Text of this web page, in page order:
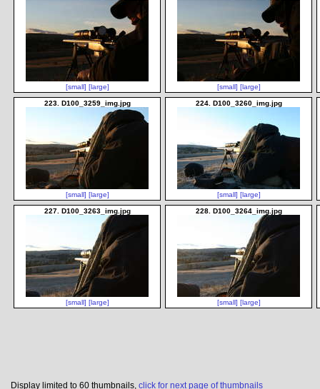
[small] [large] [small] [large]
223. D100_3259_img.jpg
[small] [large]
224. D100_3260_img.jpg
[small] [large]
227. D100_3263_img.jpg
[small] [large]
228. D100_3264_img.jpg
[small] [large]
Display limited to 60 thumbnails, click for next page of thumbnails